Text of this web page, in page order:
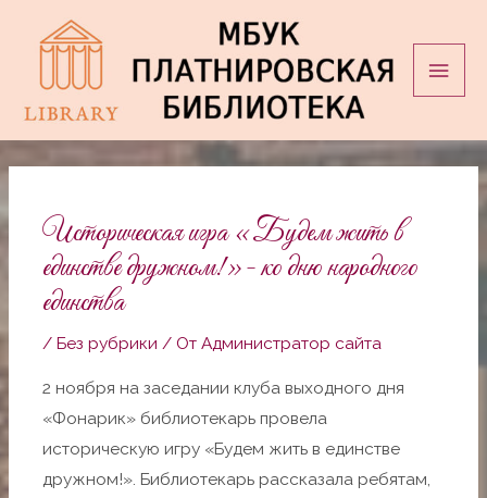
Историческая игра «Будем жить в
единстве дружном!»- ко дню народного
единства
/Без рубрики / ОтАдминистратор сайта
2 ноября на заседании клуба выходного дня
«Фонарик» библиотекарь провела
историческую игру «Будем жить в единстве
дружном!». Библиотекарь рассказала ребятам,
записям